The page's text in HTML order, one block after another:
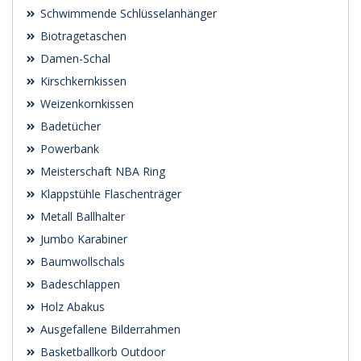
Schwimmende Schlüsselanhänger
Biotragetaschen
Damen-Schal
Kirschkernkissen
Weizenkornkissen
Badetücher
Powerbank
Meisterschaft NBA Ring
Klappstühle Flaschenträger
Metall Ballhalter
Jumbo Karabiner
Baumwollschals
Badeschlappen
Holz Abakus
Ausgefallene Bilderrahmen
Basketballkorb Outdoor